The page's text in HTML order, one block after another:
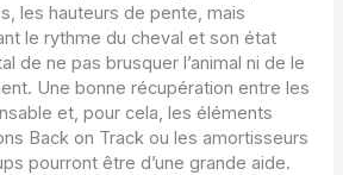
les hauteurs de pente, mais
le rythme du cheval et son état
de ne pas brusquer l’animal ni de le
Une bonne récupération entre les
et, pour cela, les éléments
Back on Track ou les amortisseurs
pourront être d’une grande aide.